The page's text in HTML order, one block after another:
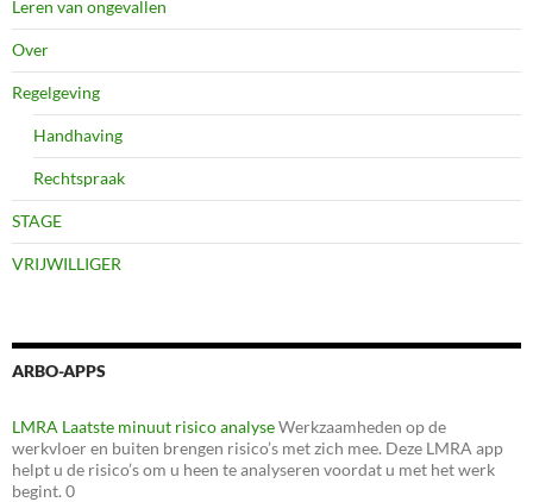
Leren van ongevallen
Over
Regelgeving
Handhaving
Rechtspraak
STAGE
VRIJWILLIGER
ARBO-APPS
LMRA Laatste minuut risico analyseWerkzaamheden op de
werkvloer en buiten brengen risico’s met zich mee. Deze LMRA app
helpt u de risico’s om u heen te analyseren voordat u met het werk
begint. 0